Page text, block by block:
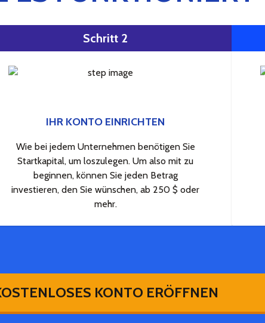
Schritt 2
IHR KONTO EINRICHTEN
Wie bei jedem Unternehmen benötigen Sie
Startkapital, um loszulegen. Um also mit zu
beginnen, können Sie jeden Betrag
investieren, den Sie wünschen, ab 250 $ oder
mehr.
KONTO ERÖFFNEN